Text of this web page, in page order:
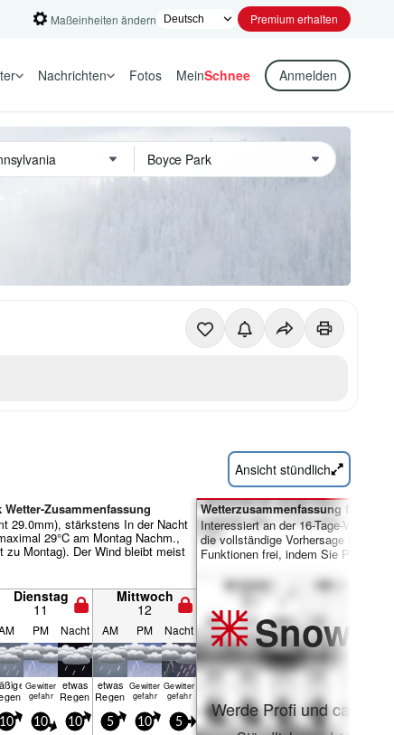
Maßeinheiten ändern Premium erhalten
Nachrichten Fotos MeinSchnee Anmelden
Ansicht stündlich
Wetter-Zusammenfassung
29.0mm), stärkstens In der Nacht
29°C am Montag Nachm.,
zu Montag). Der Wind bleibt meist
Dienstag
11
Mittwoch
12
PM Nacht AM PM Nacht
Gewitter
gefahr
etwas
Regen
etwas
Regen
Gewitter
gefahr
Gewitter
gefahr
10 10 10 5 10 5
Wetterzusammenfassung für Tage
Interessiert an der 16-Tage-
die vollständige Vorhersage und
Funktionen frei, indem Sie Pro-
Snow
Werde Profi und carve